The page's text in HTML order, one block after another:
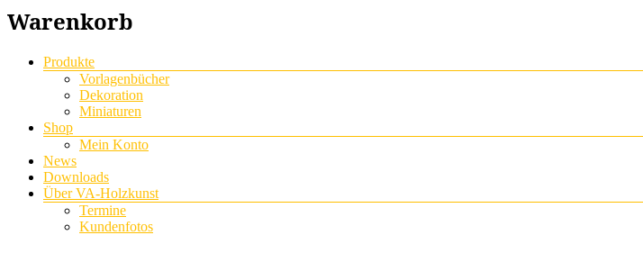
Warenkorb
Menü
Produkte
Vorlagenbücher
Dekoration
Miniaturen
Shop
Mein Konto
News
Downloads
Über VA-Holzkunst
Termine
Kundenfotos